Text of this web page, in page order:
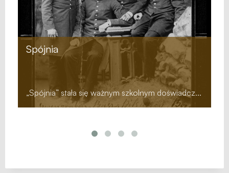
日本・ポーランド協会 ー ブロニス
ワフ・ピウスツキと二葉亭四迷
互いに知名度が低いポーランドと日本の両国の
交流を進めるために情熱をかたむけ友人であっ
た２人...